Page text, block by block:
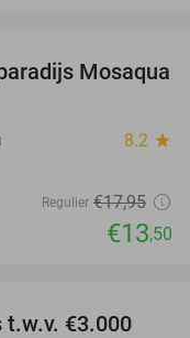
25%
Mosaqua
8.2 star
Regulier €17,95
€13,50
t.w.v. €3.000